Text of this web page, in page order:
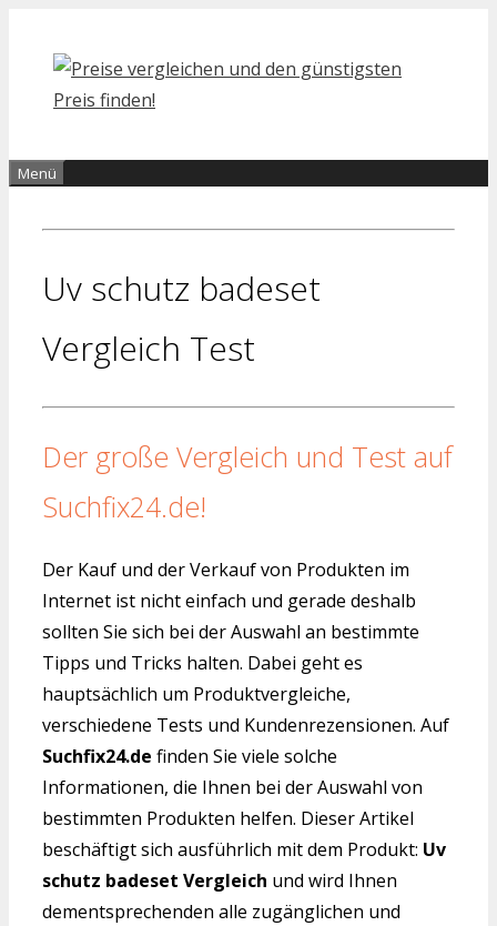
Inhalt
springen
Menü
Uv schutz badeset
Vergleich Test
Der große Vergleich und Test auf
Suchfix24.de!
Der Kauf und der Verkauf von Produkten im
Internet ist nicht einfach und gerade deshalb
sollten Sie sich bei der Auswahl an bestimmte
Tipps und Tricks halten. Dabei geht es
hauptsächlich um Produktvergleiche,
verschiedene Tests und Kundenrezensionen. Auf
Suchfix24.de finden Sie viele solche
Informationen, die Ihnen bei der Auswahl von
bestimmten Produkten helfen. Dieser Artikel
beschäftigt sich ausführlich mit dem Produkt: Uv
schutz badeset Vergleich und wird Ihnen
dementsprechenden alle zugänglichen und